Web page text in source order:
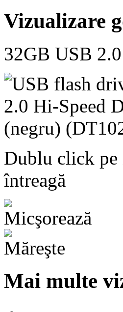
Vizualizare
32GB USB
Dublu click pe
întreagă
Mai multe